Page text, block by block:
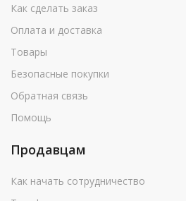
Как сделать заказ
Оплата и доставка
Товары
Безопасные покупки
Обратная связь
Помощь
Продавцам
Как начать сотрудничество